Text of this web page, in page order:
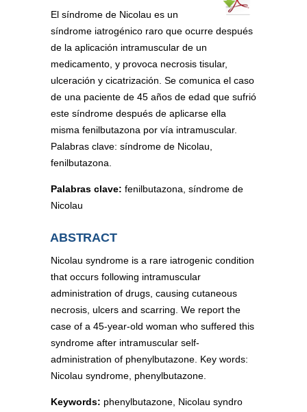
El síndrome de Nicolau es un
síndrome iatrogénico raro que ocurre después
de la aplicación intramuscular de un
medicamento, y provoca necrosis tisular,
ulceración y cicatrización. Se comunica el caso
de una paciente de 45 años de edad que sufrió
este síndrome después de aplicarse ella
misma fenilbutazona por vía intramuscular.
Palabras clave: síndrome de Nicolau,
fenilbutazona.
Palabras clave: fenilbutazona, síndrome de
Nicolau
ABSTRACT
Nicolau syndrome is a rare iatrogenic condition
that occurs following intramuscular
administration of drugs, causing cutaneous
necrosis, ulcers and scarring. We report the
case of a 45-year-old woman who suffered this
syndrome after intramuscular self-
administration of phenylbutazone. Key words:
Nicolau syndrome, phenylbutazone.
Keywords: phenylbutazone, Nicolau syndro